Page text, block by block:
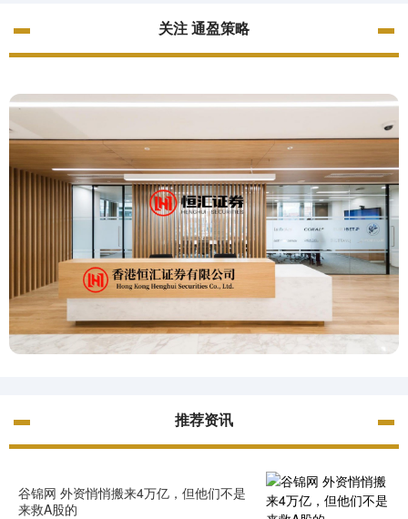
关注 通盈策略
推荐资讯
谷锦网 外资悄悄搬来4万亿，但他们不是
来救A股的